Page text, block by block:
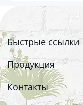
Быстрые ссылки
Продукция
Контакты